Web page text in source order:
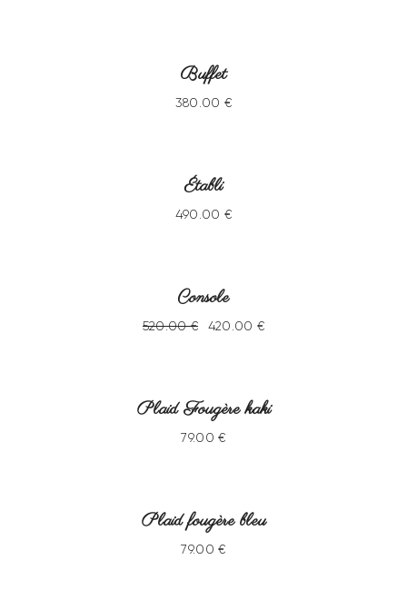
Buffet
380.00 €
Établi
490.00 €
Console
520.00 € 420.00 €
Plaid Fougère kaki
79.00 €
Plaid fougère bleu
79.00 €